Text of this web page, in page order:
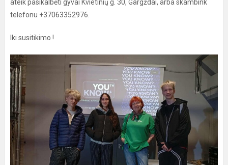
ateik pasikalbėti gyvai Kvietinių g. 30, Gargždai, arba skambink
telefonu +37063352976.
Iki susitikimo !